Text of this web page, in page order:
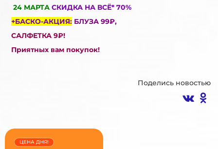
24 МАРТА СКИДКА НА ВСЁ* 70%
+БАСКО-АКЦИЯ: БЛУЗА 99₽,
САЛФЕТКА 9₽!
Приятных вам покупок!
Поделись новостью
ЦЕНА ДНЯ!